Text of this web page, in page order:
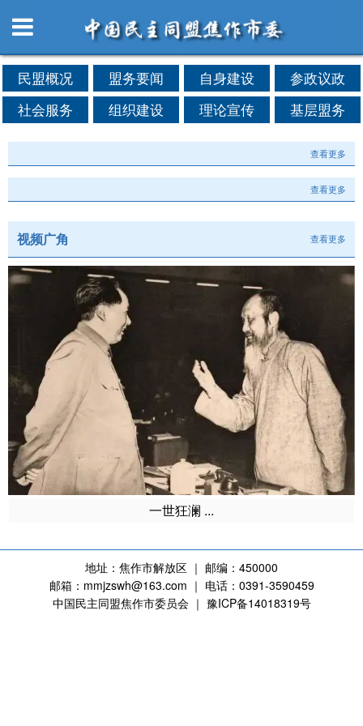
民盟概况 盟务要闻 自身建设
参政议政
社会服务
组织建设 理论宣传 基层盟务
查看更多
查看更多
视频广角 查看更多
一世狂澜 ...
地址：焦作市解放区 ｜ 邮编：450000
邮箱：mmjzswh@163.com ｜ 电话：0391-3590459
中国民主同盟焦作市委员会 ｜ 豫ICP备14018319号